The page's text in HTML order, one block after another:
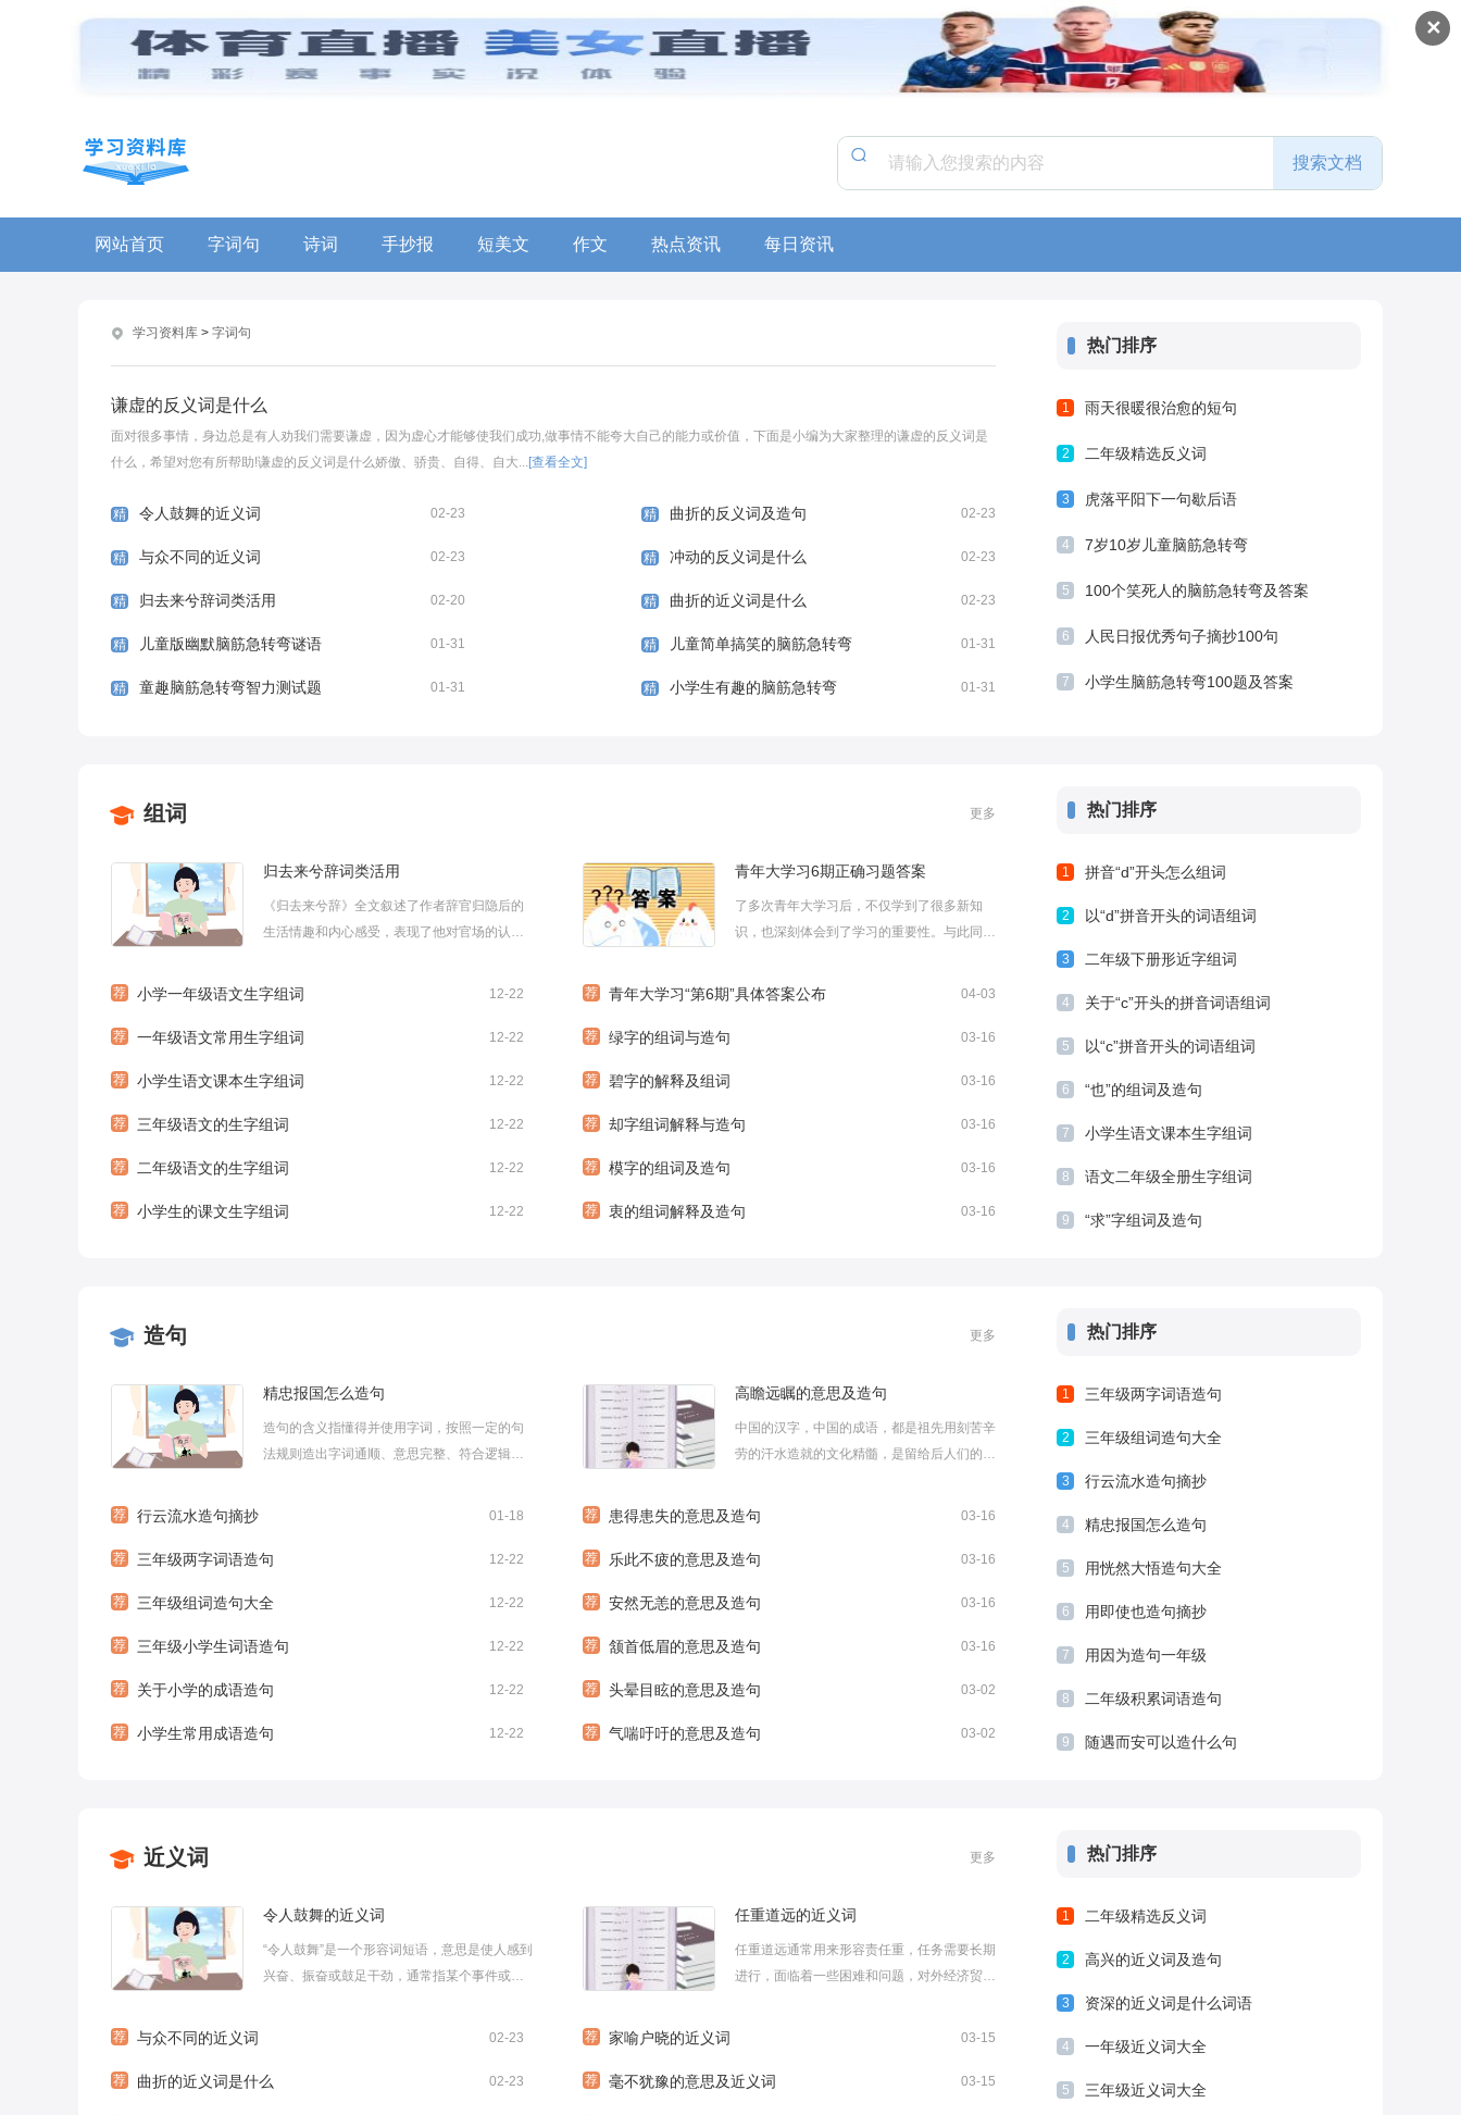
✕
网站首页 字词句 诗词 手抄报 短美文 作文 热点资讯 每日资讯
学习资料库 > 字词句
谦虚的反义词是什么
面对很多事情，身边总是有人劝我们需要谦虚，因为虚心才能够使我们成功,做事情不能夸大自己的能力或价值，下面是小编为大家整理的谦虚的反义词是
什么，希望对您有所帮助!谦虚的反义词是什么娇傲、骄贵、自得、自大...[查看全文]
精 曲折的反义词及造句 02-23
精 令人鼓舞的近义词 02-23
精 冲动的反义词是什么 02-23
精 与众不同的近义词 02-23
精 曲折的近义词是什么 02-23
精 归去来兮辞词类活用 02-20
精 儿童简单搞笑的脑筋急转弯 01-31
精 儿童版幽默脑筋急转弯谜语 01-31
精 小学生有趣的脑筋急转弯 01-31
精 童趣脑筋急转弯智力测试题 01-31
热门排序
1 雨天很暖很治愈的短句
2 二年级精选反义词
3 虎落平阳下一句歇后语
4 7岁10岁儿童脑筋急转弯
5 100个笑死人的脑筋急转弯及答案
6 人民日报优秀句子摘抄100句
7 小学生脑筋急转弯100题及答案
组词 更多
归去来兮辞词类活用
《归去来兮辞》全文叙述了作者辞官归隐后的
生活情趣和内心感受，表现了他对官场的认识
流合污的精神情操
荐 小学一年级语文生字组词 12-22
荐 一年级语文常用生字组词 12-22
荐 小学生语文课本生字组词 12-22
荐 三年级语文的生字组词 12-22
荐 二年级语文的生字组词 12-22
荐 小学生的课文生字组词 12-22
青年大学习6期正确习题答案
了多次青年大学习后，不仅学到了很多新知
识，也深刻体会到了学习的重要性。与此同
的青年大学习6期正确习
荐 青年大学习“第6期”具体答案公布 04-03
荐 绿字的组词与造句 03-16
荐 碧字的解释及组词 03-16
荐 却字组词解释与造句 03-16
荐 模字的组词及造句 03-16
荐 衷的组词解释及造句 03-16
热门排序
1 拼音“d”开头怎么组词
2 以“d”拼音开头的词语组词
3 二年级下册形近字组词
4 关于“c”开头的拼音词语组词
5 以“c”拼音开头的词语组词
6 “也”的组词及造句
7 小学生语文课本生字组词
8 语文二年级全册生字组词
9 “求”字组词及造句
造句 更多
精忠报国怎么造句
造句的含义指懂得并使用字词，按照一定的句
法规则造出字词通顺、意思完整、符合逻辑的
荐 行云流水造句摘抄 01-18
荐 三年级两字词语造句 12-22
荐 三年级组词造句大全 12-22
荐 三年级小学生词语造句 12-22
荐 关于小学的成语造句 12-22
荐 小学生常用成语造句 12-22
高瞻远瞩的意思及造句
中国的汉字，中国的成语，都是祖先用刻苦辛
劳的汗水造就的文化精髓，是留给后人们的巨
是小编为大家整理
荐 患得患失的意思及造句 03-16
荐 乐此不疲的意思及造句 03-16
荐 安然无恙的意思及造句 03-16
荐 颔首低眉的意思及造句 03-16
荐 头晕目眩的意思及造句 03-02
荐 气喘吁吁的意思及造句 03-02
热门排序
1 三年级两字词语造句
2 三年级组词造句大全
3 行云流水造句摘抄
4 精忠报国怎么造句
5 用恍然大悟造句大全
6 用即使也造句摘抄
7 用因为造句一年级
8 二年级积累词语造句
9 随遇而安可以造什么句
近义词 更多
令人鼓舞的近义词
“令人鼓舞”是一个形容词短语，意思是使人感到
兴奋、振奋或鼓足干劲，通常指某个事件或情
荐 与众不同的近义词 02-23
荐 曲折的近义词是什么 02-23
任重道远的近义词
任重道远通常用来形容责任重，任务需要长期
进行，面临着一些困难和问题，对外经济贸易
荐 家喻户晓的近义词 03-15
荐 毫不犹豫的意思及近义词 03-15
热门排序
1 二年级精选反义词
2 高兴的近义词及造句
3 资深的近义词是什么词语
4 一年级近义词大全
5 三年级近义词大全